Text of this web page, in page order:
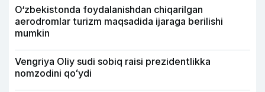
O‘zbekistonda foydalanishdan chiqarilgan
aerodromlar turizm maqsadida ijaraga berilishi
mumkin
Vengriya Oliy sudi sobiq raisi prezidentlikka
nomzodini qoʻydi